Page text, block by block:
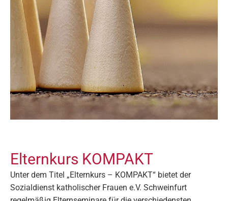
Elternkurs KOMPAKT
Unter dem Titel „Elternkurs – KOMPAKT“ bietet der
Sozialdienst katholischer Frauen e.V. Schweinfurt